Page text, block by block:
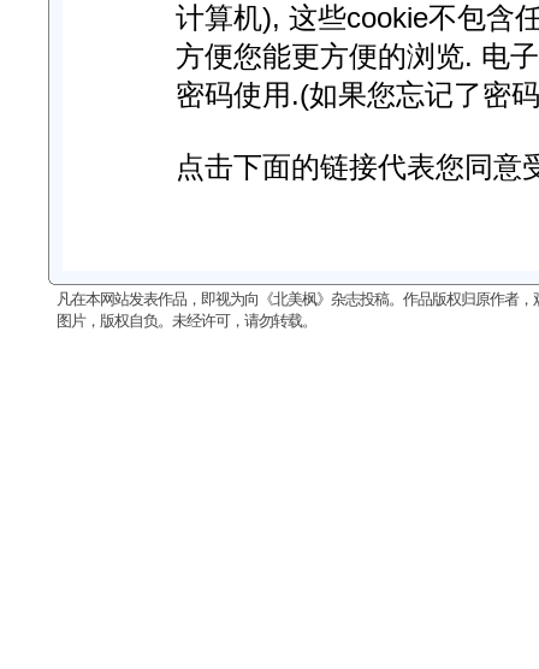
计算机), 这些cookie不包含
方便您能更方便的浏览. 电
密码使用.(如果您忘记了密
点击下面的链接代表您同意
凡在本网站发表作品，即视为向《北美枫》杂志投稿。作品版权归原作者
图片，版权自负。未经许可，请勿转载。